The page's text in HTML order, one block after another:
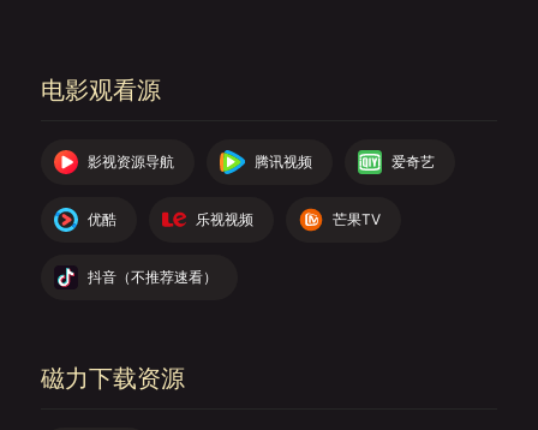
电影观看源
影视资源导航 腾讯视频 爱奇艺
优酷 乐视视频 芒果TV
抖音（不推荐速看）
磁力下载资源